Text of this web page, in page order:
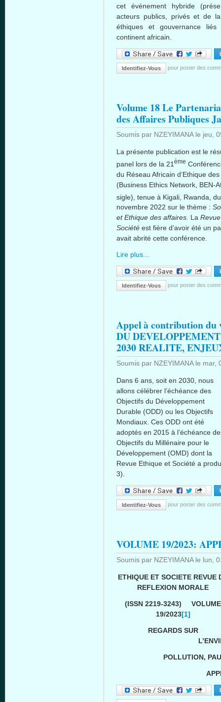
cet événement hybride
acteurs publics, privés et de
éthiques et gouvernance
continent africain.
Identifiez-Vous pour poster des
Volume 18 Le
des Affaires Publiques
Soumis par NZEYIMANAle jeu,
La présente publication est le
panel lors de la 21 ème
du Réseau Africain d’Ethique
(Business Ethics Network, BEN-
sigle), tenue à Kigali, Rwanda,
novembre 2022 sur le thème :
et Ethique des affaires. La
Société est fière d’avoir été un
avait abrité cette conférence.
Lire plus...
Identifiez-Vous pour poster des
Appel à contribution du
DU
2030 REALITE,
Soumis par NZEYIMANAle mar,
Dans 6 ans, soit en 2030, nous
allons célébrer l’échéance des
Objectifs du Développement
Durable (ODD) ou les Objectifs
Mondiaux. Ces ODD ont été
adoptés en 2015 à l’échéance
Objectifs du Millénaire pour le
Développement (OMD) dont la
Revue Ethique et Société a
3).
Identifiez-Vous pour poster des
VOLUME 19/2023:
Soumis par NZEYIMANAle lun,
ETHIQUE ET SOCIETE REVUE
REFLEXION MORALE
(ISSN 2219-3243) VOLUME
19/2023[1]
REGARDS SUR
POLLUTION,